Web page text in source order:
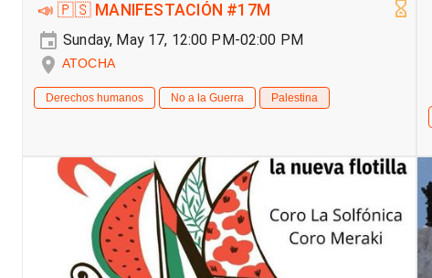
📣 🇵🇸 MANIFESTACIÓN #17M
Sunday, May 17, 12:00 PM-02:00 PM
ATOCHA
Derechos humanos No a la Guerra Palestina